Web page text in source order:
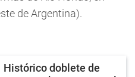
de Argentina).
Histórico doblete de